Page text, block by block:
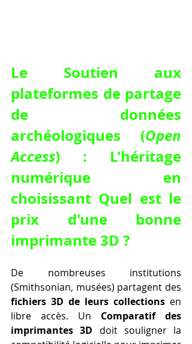
Le Soutien aux
plateformes de partage
de données
archéologiques (Open
Access) : L'héritage
numérique en
choisissant Quel est le
prix d'une bonne
imprimante 3D ?
De nombreuses institutions
fichiers 3D de leurs collections en
libre accès. Un Comparatif des
imprimantes 3D doit souligner la